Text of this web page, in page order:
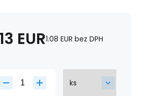
EUR1.08 EUR bez DPH